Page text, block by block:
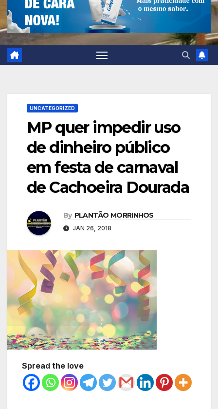
UNCATEGORIZED
MP quer impedir uso
de dinheiro público
em festa de carnaval
de Cachoeira Dourada
By PLANTÃO MORRINHOS
JAN 26, 2018
Spread the love